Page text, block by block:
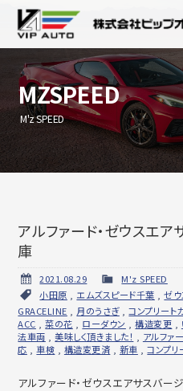
MZSPEED
M'z SPEED
アルファード・ゼウスエ
庫
2021.08.29
M'z SPEED
小田原
エムズスピード千葉 ,ゼウ
GRACELINE
月のうさぎ,コンプリート
ACC ,菜の花 ローダウン ,構造変更
法車両 ,美味しく頂きました！ アルファ
応 ,車検 構造変更済 新車 ,コンプリ
アルファード・ゼウスエアサスバー